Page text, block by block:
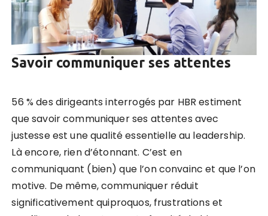
Savoir communiquer ses attentes
56 % des dirigeants interrogés par HBR estiment
que savoir communiquer ses attentes avec
justesse est une qualité essentielle au leadership.
Là encore, rien d’étonnant. C’est en
communiquant (bien) que l’on convainc et que l’on
motive. De même, communiquer réduit
significativement quiproquos, frustrations et